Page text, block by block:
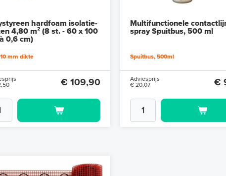
hardfoam isolatie-
4,80 m² (8 st. - 60 x 100
0,6 cm)
mm dikte
€ 109,90
Multifunctionele
spray Spuitbus, 500 ml
Spuitbus, 500ml
Adviesprijs
€ 20,07
€